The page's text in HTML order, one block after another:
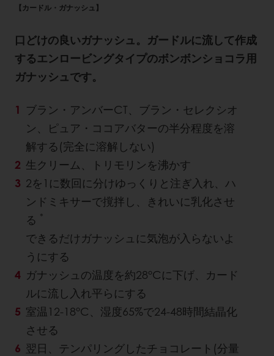
【カードル・ガナッシュ】
口どけの良いガナッシュ。ガードルに流して作成
するエンロービングタイプのボンボンショコラ用
ガナッシュです。
ブラン・アンバーCT、ブラン・セレクシオ
ン、ピュア・ココアバターの半分程度を溶
解する(完全に溶解しない)
生クリーム、トリモリンを沸かす
2を1に数回に分けゆっくりと注ぎ入れ、ハ
ンドミキサーで撹拌し、きれいに乳化させ
る *
できるだけガナッシュに気泡が入らないよ
うにする
ガナッシュの温度を約28°Cに下げ、カード
ルに流し入れ平らにする
室温12-18°C、湿度65%で24-48時間結晶化
させる
翌日、テンパリングしたチョコレート(分量